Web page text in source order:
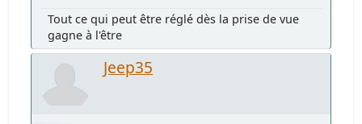
Tout ce qui peut être réglé dès la prise de vue
gagne à l'être
Jeep35